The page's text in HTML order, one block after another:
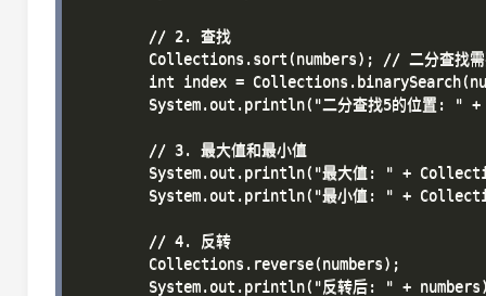
        // 2. 查找
Collections.sort(numbers); // 二分查找需
int index =
System.out.println("二分查找5的位置: "
        // 3. 最大值和最小值
System.out.println("最大值: " +
System.out.println("最小值: " +
        // 4. 反转
        Collections.reverse(numbers);
System.out.println("反转后: " +